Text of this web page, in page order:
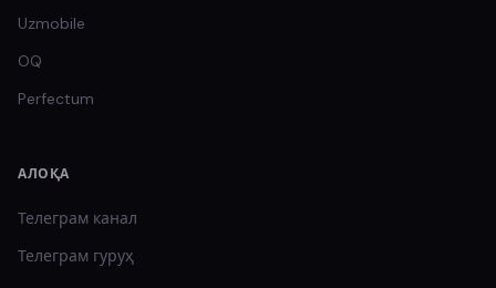
Uzmobile
OQ
Perfectum
АЛОҚА
Телеграм канал
Телеграм гуруҳ